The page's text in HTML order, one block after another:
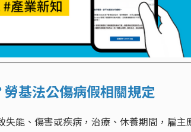
基法公傷病假相關規定
失能、傷害或疾病，治療、休養期間，雇主